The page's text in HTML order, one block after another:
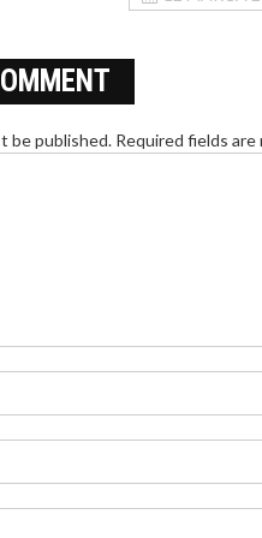
be published. Required fields are